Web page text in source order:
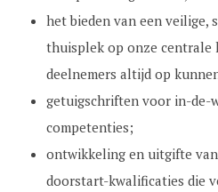
het bieden van een veilige,
thuisplek op onze centrale
deelnemers altijd op
getuigschriften voor in-de-
competenties;
ontwikkeling en uitgifte
doorstart-kwalificaties die